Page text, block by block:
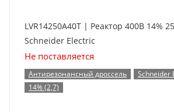
LVR14250A40T | Реактор 400В 14%
Schneider Electric
Не поставляется
Антирезонансный дроссель
Schneider
14% (2,7)